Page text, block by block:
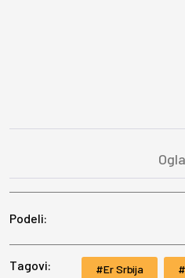
Podeli:
Tagovi: Er Srbija